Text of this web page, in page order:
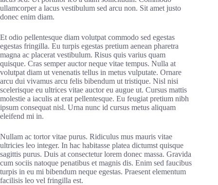
ullamcorper a lacus vestibulum sed arcu non. Sit amet justo
donec enim diam.
Et odio pellentesque diam volutpat commodo sed egestas
egestas fringilla. Eu turpis egestas pretium aenean pharetra
magna ac placerat vestibulum. Risus quis varius quam
quisque. Cras semper auctor neque vitae tempus. Nulla at
volutpat diam ut venenatis tellus in metus vulputate. Ornare
arcu dui vivamus arcu felis bibendum ut tristique. Nisl nisi
scelerisque eu ultrices vitae auctor eu augue ut. Cursus mattis
molestie a iaculis at erat pellentesque. Eu feugiat pretium nibh
ipsum consequat nisl. Urna nunc id cursus metus aliquam
eleifend mi in.
Nullam ac tortor vitae purus. Ridiculus mus mauris vitae
ultricies leo integer. In hac habitasse platea dictumst quisque
sagittis purus. Duis at consectetur lorem donec massa. Gravida
cum sociis natoque penatibus et magnis dis. Enim sed faucibus
turpis in eu mi bibendum neque egestas. Praesent elementum
facilisis leo vel fringilla est.